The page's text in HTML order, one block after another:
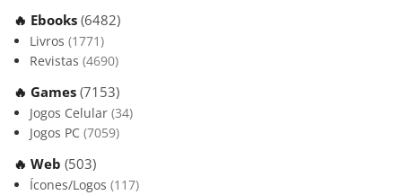
🔥 Ebooks (6482)
Livros (1771)
Revistas (4690)
🔥 Games (7153)
Jogos Celular (34)
Jogos PC (7059)
🔥 Web (503)
Ícones/Logos (117)